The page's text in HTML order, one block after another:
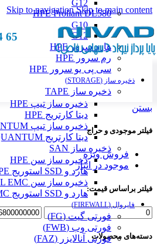
Skip to navigationSkip to main content
65 24 25 44 (021)
G12
HPE Proliant DL580
G10
G12
هارد سرور HPE
رم سرور HPE
سی پی یو سرور HPE
ذخیره ساز (STORAGE)
ذخیره ساز TAPE
ذخیره ساز تیپ HPE
دیتا کارتریج HPE
ذخیره ساز تیپ QUANTUM
دیتا کارتریج QUANTUM
ذخیره ساز SAN
ذخیره ساز سن HPE
هارد و SSD استوریج HPE
ذخیره ساز سن DELL EMC
هارد و SSD استوریج DELL EMC
فایروال (FIREWALL)
فورتی گیت (FG)
فورتی وب (FWB)
فورتی آنالایزر (FAZ)
بستن
فیلتر موجودی و حراج
فروش ویژه
موجود در انبار
فیلتر براساس قیمت:
دسته‌های محصولات